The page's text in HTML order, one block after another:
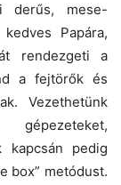
derűs, mese-
Papára,
rendezgeti a
a fejtörők és
Vezethetünk
gépezeteket,
kapcsán pedig
box” metódust.